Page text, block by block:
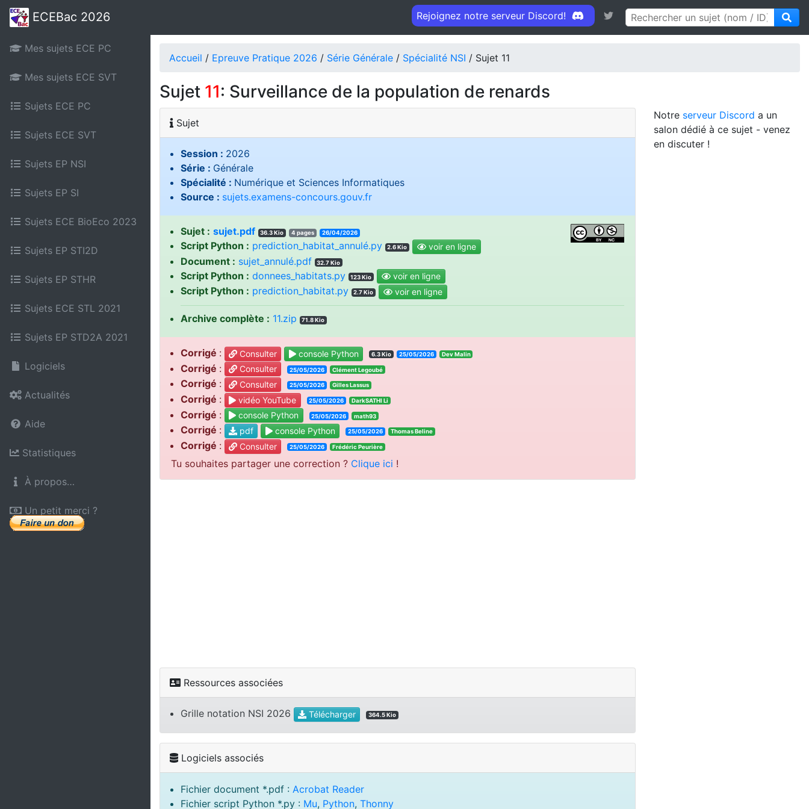
ECEBac 2026
Mes sujets ECE PC
Mes sujets ECE SVT
Sujets ECE PC
Sujets ECE SVT
Sujets EP NSI
Sujets EP SI
Sujets ECE BioEco 2023
Sujets EP STI2D
Sujets EP STHR
Sujets ECE STL 2021
Sujets EP STD2A 2021
Logiciels
Actualités
Aide
Statistiques
À propos…
Un petit merci ?
Rejoignez notre serveur Discord!
Accueil / Epreuve Pratique 2026 / Série Générale / Spécialité NSI / Sujet 11
Sujet 11: Surveillance de la population de renards
Sujet
Session : 2026
Série : Générale
Spécialité : Numérique et Sciences Informatiques
Source : sujets.examens-concours.gouv.fr
Sujet : sujet.pdf 36.3 Kio 4 pages 26/04/2026
Script Python : prediction_habitat_annulé.py 2.6 Kio voir en ligne
Document : sujet_annulé.pdf 32.7 Kio
Script Python : donnees_habitats.py 123 Kio voir en ligne
Script Python : prediction_habitat.py 2.7 Kio voir en ligne
Archive complète : 11.zip 71.8 Kio
Corrigé : Consulter console Python 6.3 Kio 25/05/2026 Dev Malin
Corrigé : Consulter 25/05/2026 Clément Legoubé
Corrigé : Consulter 25/05/2026 Gilles Lassus
Corrigé : vidéo YouTube 25/05/2026 DarkSATHI Li
Corrigé : console Python 25/05/2026 math93
Corrigé : pdf console Python 25/05/2026 Thomas Beline
Corrigé : Consulter 25/05/2026 Frédéric Peurière
Tu souhaites partager une correction ? Clique ici !
Ressources associées
Grille notation NSI 2026 Télécharger 364.5 Kio
Logiciels associés
Fichier document *.pdf : Acrobat Reader
Fichier script Python *.py : Mu, Python, Thonny
Notre serveur Discord a un
salon dédié à ce sujet - venez
en discuter !